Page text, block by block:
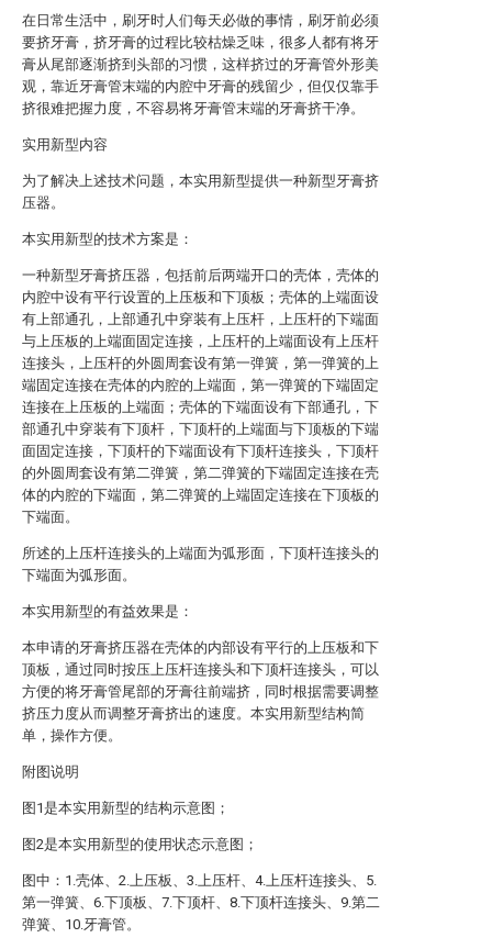
在日常生活中，刷牙时人们每天必做的事情，刷牙前必须
要挤牙膏，挤牙膏的过程比较枯燥乏味，很多人都有将牙
膏从尾部逐渐挤到头部的习惯，这样挤过的牙膏管外形美
观，靠近牙膏管末端的内腔中牙膏的残留少，但仅仅靠手
挤很难把握力度，不容易将牙膏管末端的牙膏挤干净。
实用新型内容
为了解决上述技术问题，本实用新型提供一种新型牙膏挤
压器。
本实用新型的技术方案是：
一种新型牙膏挤压器，包括前后两端开口的壳体，壳体的
内腔中设有平行设置的上压板和下顶板；壳体的上端面设
有上部通孔，上部通孔中穿装有上压杆，上压杆的下端面
与上压板的上端面固定连接，上压杆的上端面设有上压杆
连接头，上压杆的外圆周套设有第一弹簧，第一弹簧的上
端固定连接在壳体的内腔的上端面，第一弹簧的下端固定
连接在上压板的上端面；壳体的下端面设有下部通孔，下
部通孔中穿装有下顶杆，下顶杆的上端面与下顶板的下端
面固定连接，下顶杆的下端面设有下顶杆连接头，下顶杆
的外圆周套设有第二弹簧，第二弹簧的下端固定连接在壳
体的内腔的下端面，第二弹簧的上端固定连接在下顶板的
下端面。
所述的上压杆连接头的上端面为弧形面，下顶杆连接头的
下端面为弧形面。
本实用新型的有益效果是：
本申请的牙膏挤压器在壳体的内部设有平行的上压板和下
顶板，通过同时按压上压杆连接头和下顶杆连接头，可以
方便的将牙膏管尾部的牙膏往前端挤，同时根据需要调整
挤压力度从而调整牙膏挤出的速度。本实用新型结构简
单，操作方便。
附图说明
图1是本实用新型的结构示意图；
图2是本实用新型的使用状态示意图；
图中：1.壳体、2.上压板、3.上压杆、4.上压杆连接头、5.
第一弹簧、6.下顶板、7.下顶杆、8.下顶杆连接头、9.第二
弹簧、10.牙膏管。